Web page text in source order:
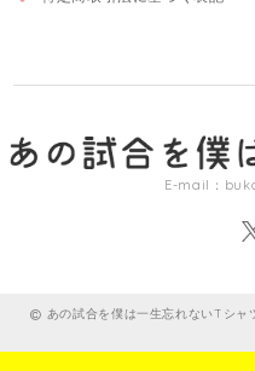
E-mail：
あの試合を僕は一生忘れないTシャ